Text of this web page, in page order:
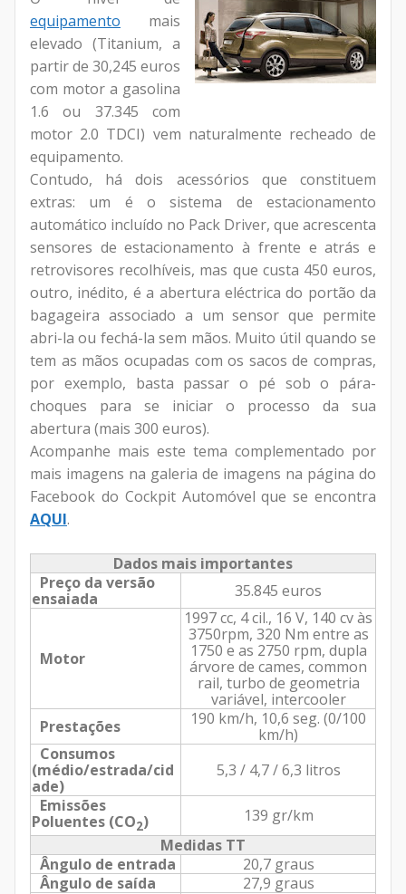
equipamento mais
elevado (Titanium, a
partir de 30,245 euros
com motor a gasolina
1.6 ou 37.345 com
motor 2.0 TDCI) vem naturalmente recheado de
equipamento.
Contudo, há dois acessórios que constituem
extras: um é o sistema de estacionamento
automático incluído no Pack Driver, que acrescenta
sensores de estacionamento à frente e atrás e
retrovisores recolhíveis, mas que custa 450 euros,
outro, inédito, é a abertura eléctrica do portão da
bagageira associado a um sensor que permite
abri-la ou fechá-la sem mãos. Muito útil quando se
tem as mãos ocupadas com os sacos de compras,
por exemplo, basta passar o pé sob o pára-
choques para se iniciar o processo da sua
abertura (mais 300 euros).
Acompanhe mais este tema complementado por
mais imagens na galeria de imagens na página do
Facebook do Cockpit Automóvel que se encontra
AQUI.
Dados mais importantes
Preço da versão
ensaiada
35.845 euros
Motor
1997 cc, 4 cil., 16 V, 140 cv às
3750rpm, 320 Nm entre as
1750 e as 2750 rpm, dupla
árvore de cames, common
rail, turbo de geometria
variável, intercooler
Prestações
190 km/h, 10,6 seg. (0/100
km/h)
Consumos
(médio/estrada/cid
ade)
5,3 / 4,7 / 6,3 litros
Emissões
Poluentes (CO2)
139 gr/km
Medidas TT
Ângulo de entrada
20,7 graus
Ângulo de saída
27,9 graus